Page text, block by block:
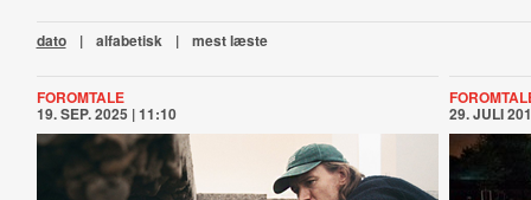
dato | alfabetisk | mest læste
FOROMTALE
19. SEP. 2025 | 11:10 29. JULI